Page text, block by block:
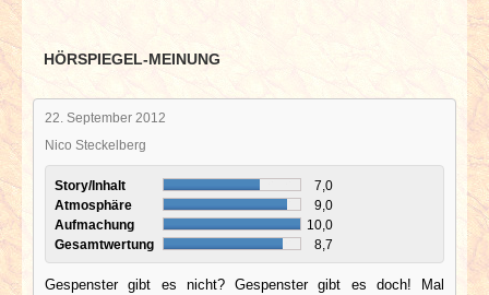
HÖRSPIEGEL-MEINUNG
22. September 2012
Nico Steckelberg
Story/Inhalt
7,0
Atmosphäre
9,0
Aufmachung
10,0
Gesamtwertung
8,7
Gespenster gibt es nicht? Gespenster gibt es doch! Mal